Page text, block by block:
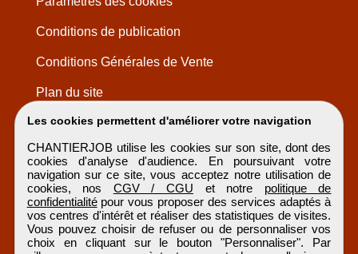
Les cookies permettent d'améliorer votre navigation
CHANTIERJOB utilise les cookies sur son site, dont des
cookies d'analyse d'audience. En poursuivant votre
navigation sur ce site, vous acceptez notre utilisation de
cookies, nos CGV / CGU et notre politique de
confidentialitépour vous proposer des services adaptés à
vos centres d'intérêt et réaliser des statistiques de visites.
Vous pouvez choisir de refuser ou de personnaliser vos
choix en cliquant sur le bouton "Personnaliser". Par
Conditions de publication
Conditions Générales de Vente
Plan du site